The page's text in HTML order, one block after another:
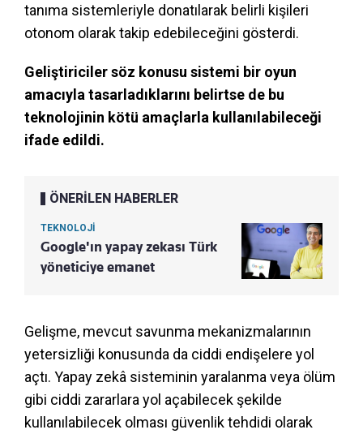
tanıma sistemleriyle donatılarak belirli kişileri
otonom olarak takip edebileceğini gösterdi.
Geliştiriciler söz konusu sistemi bir oyun
amacıyla tasarladıklarını belirtse de bu
teknolojinin kötü amaçlarla kullanılabileceği
ifade edildi.
ÖNERİLEN HABERLER
TEKNOLOJİ
Google'ın yapay zekası Türk
yöneticiye emanet
Gelişme, mevcut savunma mekanizmalarının
yetersizliği konusunda da ciddi endişelere yol
açtı. Yapay zekâ sisteminin yaralanma veya ölüm
gibi ciddi zararlara yol açabilecek şekilde
kullanılabilecek olması güvenlik tehdidi olarak